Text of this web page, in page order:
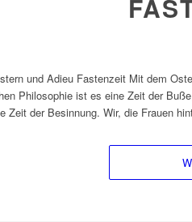
und Adieu Fastenzeit Mit dem
Philosophie ist es eine Zeit der
Zeit der Besinnung. Wir, die Frauen